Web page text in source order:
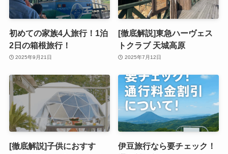
初めての家族4人旅行！1泊
2日の箱根旅行！
2025年9月21日
[徹底解説]東急ハーヴェス
トクラブ 天城高原
2025年7月12日
[徹底解説]子供におすす
伊豆旅行なら要チェック！